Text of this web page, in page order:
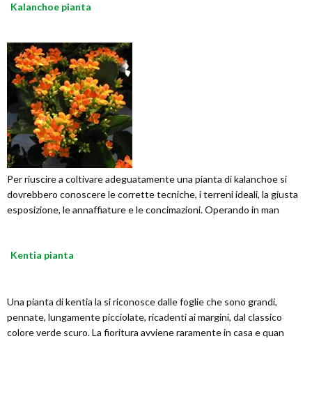
Kalanchoe pianta
Per riuscire a coltivare adeguatamente una pianta di kalanchoe si
dovrebbero conoscere le corrette tecniche, i terreni ideali, la giusta
esposizione, le annaffiature e le concimazioni. Operando in man
Kentia pianta
Una pianta di kentia la si riconosce dalle foglie che sono grandi,
pennate, lungamente picciolate, ricadenti ai margini, dal classico
colore verde scuro. La fioritura avviene raramente in casa e quan